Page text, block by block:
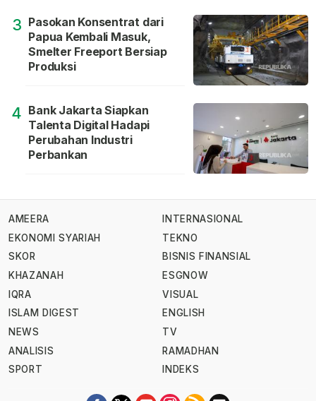
3 Pasokan Konsentrat dari
Papua Kembali Masuk,
Smelter Freeport Bersiap
Produksi
4 Bank Jakarta Siapkan
Talenta Digital Hadapi
Perubahan Industri
Perbankan
AMEERA
EKONOMI SYARIAH
SKOR
KHAZANAH
IQRA
ISLAM DIGEST
NEWS
ANALISIS
SPORT
INTERNASIONAL
TEKNO
BISNIS FINANSIAL
ESGNOW
VISUAL
ENGLISH
TV
RAMADHAN
INDEKS